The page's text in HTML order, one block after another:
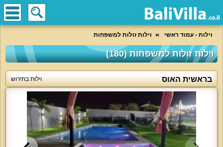
וילות - עמוד ראשי וילות זולות למשפחות
וילות זולות למשפחות (180)
בראשית האוס וילות בתירוש